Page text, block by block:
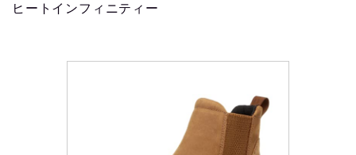
ヒートインフィニティー